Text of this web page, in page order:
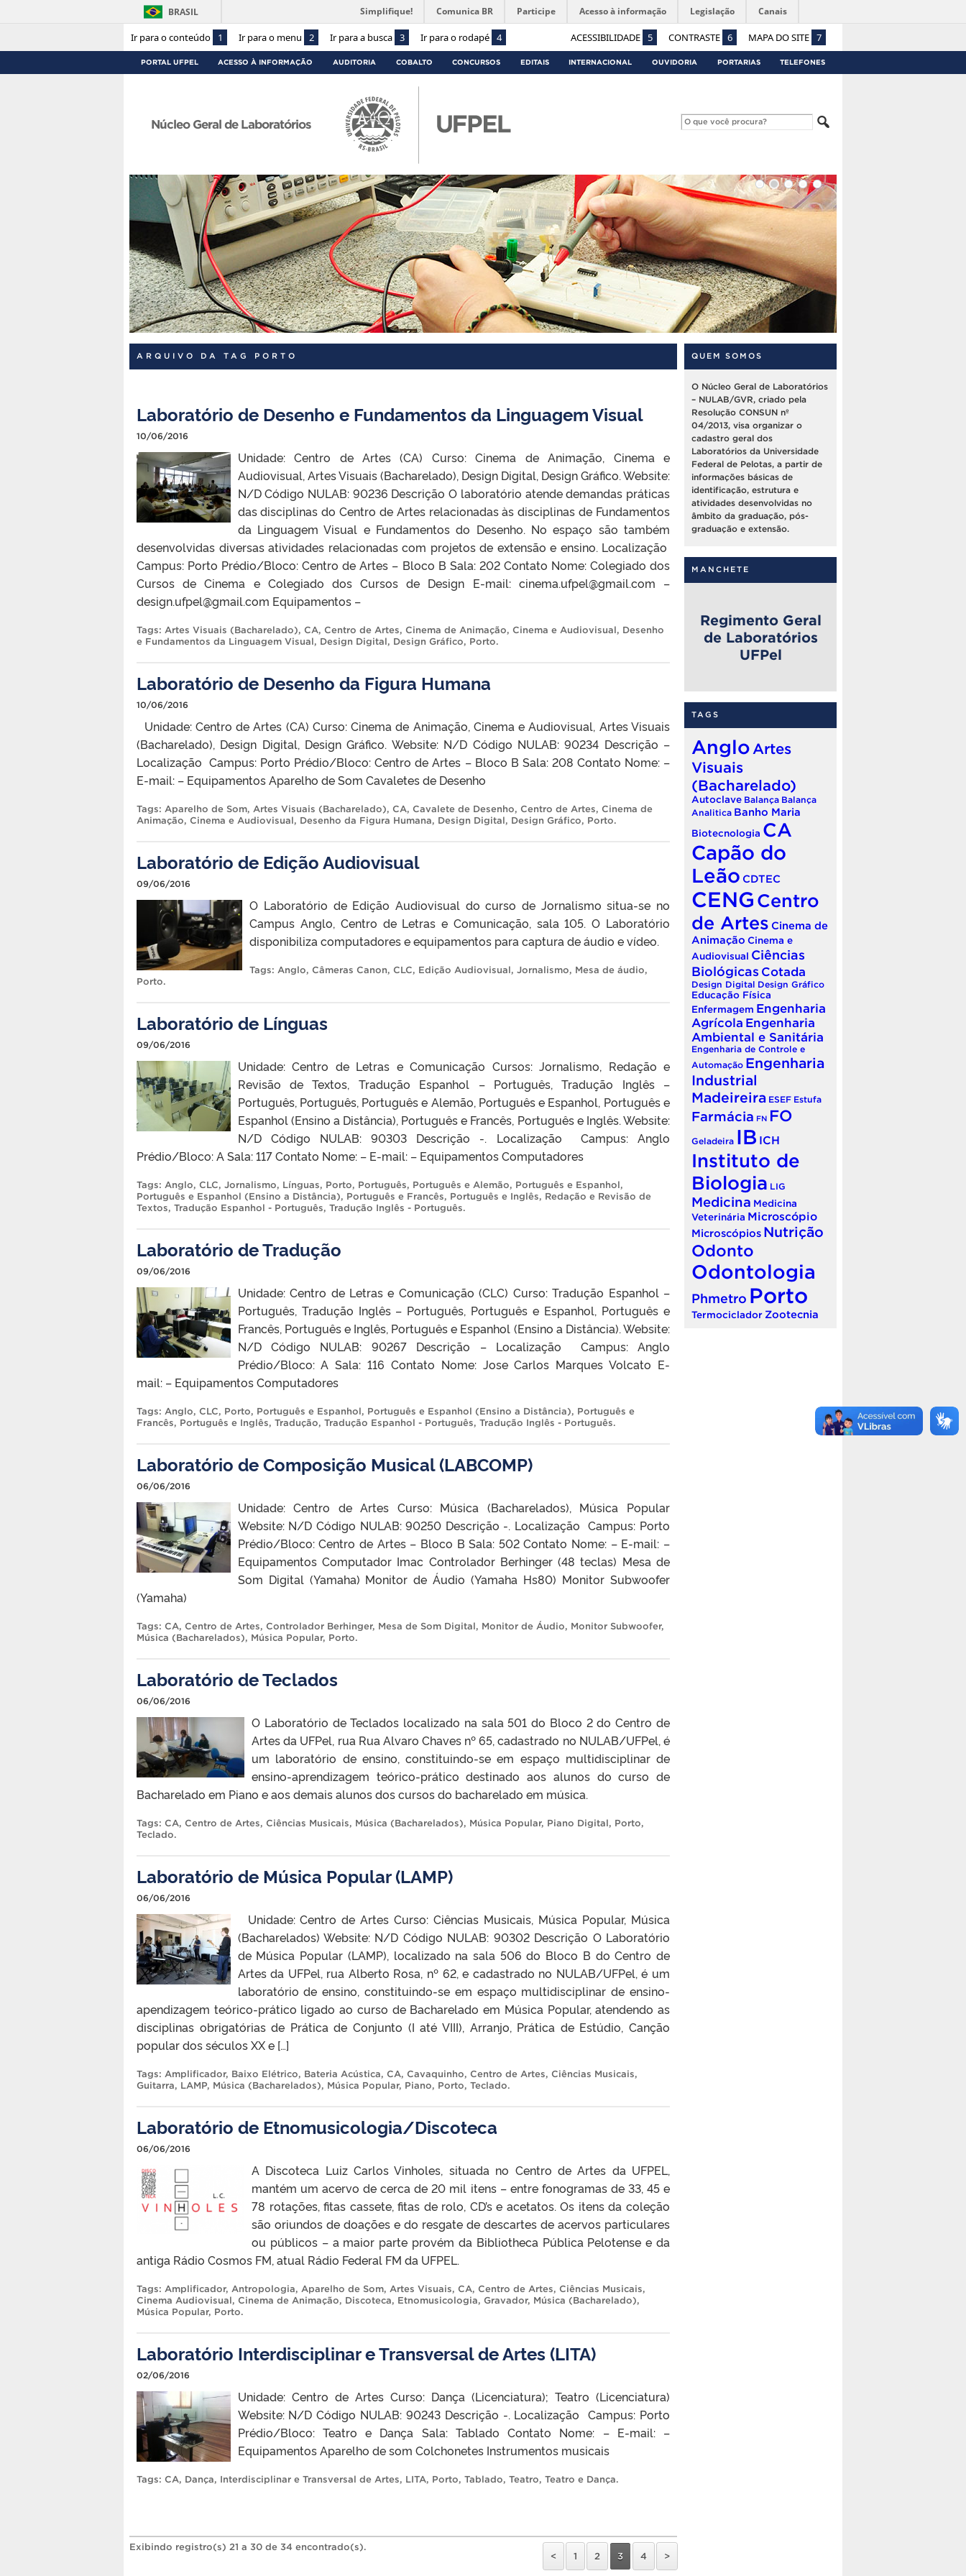
Ir para o conteúdo 1 Ir para o menu 2 Ir para a busca 3 Ir para o rodapé 4 ACESSIBILIDADE 5 CONTRASTE 6 MAPA DO SITE 7
BRASIL Simplifique! Comunica BR Participe Acesso à informação Legislação Canais
PORTAL UFPEL ACESSO À INFORMAÇÃO AUDITORIA COBALTO CONCURSOS EDITAIS INTERNACIONAL OUVIDORIA PORTARIAS TELEFONES
Núcleo Geral de Laboratórios
ARQUIVO DA TAG PORTO
Laboratório de Desenho e Fundamentos da Linguagem Visual
10/06/2016
Unidade: Centro de Artes (CA) Curso: Cinema de Animação, Cinema e
Audiovisual, Artes Visuais (Bacharelado), Design Digital, Design Gráfico. Website:
N/D Código NULAB: 90236 Descrição O laboratório atende demandas práticas
das disciplinas do Centro de Artes relacionadas às disciplinas de Fundamentos
da Linguagem Visual e Fundamentos do Desenho. No espaço são também
desenvolvidas diversas atividades relacionadas com projetos de extensão e ensino. Localização
Campus: Porto Prédio/Bloco: Centro de Artes – Bloco B Sala: 202 Contato Nome: Colegiado dos
Cursos de Cinema e Colegiado dos Cursos de Design E-mail: cinema.ufpel@gmail.com –
design.ufpel@gmail.com Equipamentos –
Tags: Artes Visuais (Bacharelado), CA, Centro de Artes, Cinema de Animação, Cinema e Audiovisual, Desenho
e Fundamentos da Linguagem Visual, Design Digital, Design Gráfico, Porto.
Laboratório de Desenho da Figura Humana
10/06/2016
Unidade: Centro de Artes (CA) Curso: Cinema de Animação, Cinema e Audiovisual, Artes Visuais
(Bacharelado), Design Digital, Design Gráfico. Website: N/D Código NULAB: 90234 Descrição –
Localização Campus: Porto Prédio/Bloco: Centro de Artes – Bloco B Sala: 208 Contato Nome: –
E-mail: – Equipamentos Aparelho de Som Cavaletes de Desenho
Tags: Aparelho de Som, Artes Visuais (Bacharelado), CA, Cavalete de Desenho, Centro de Artes, Cinema de
Animação, Cinema e Audiovisual, Desenho da Figura Humana, Design Digital, Design Gráfico, Porto.
Laboratório de Edição Audiovisual
09/06/2016
O Laboratório de Edição Audiovisual do curso de Jornalismo situa-se no
Campus Anglo, Centro de Letras e Comunicação, sala 105. O Laboratório
disponibiliza computadores e equipamentos para captura de áudio e vídeo.
Tags: Anglo,Câmeras Canon,CLC, Edição Audiovisual,Jornalismo, Mesa de áudio,
Porto.
Laboratório de Línguas
09/06/2016
Unidade: Centro de Letras e Comunicação Cursos: Jornalismo, Redação e
Revisão de Textos, Tradução Espanhol – Português, Tradução Inglês –
Português, Português, Português e Alemão, Português e Espanhol, Português e
Espanhol (Ensino a Distância), Português e Francês, Português e Inglês. Website:
N/D Código NULAB: 90303 Descrição -. Localização Campus: Anglo
Prédio/Bloco: A Sala: 117 Contato Nome: – E-mail: – Equipamentos Computadores
Tags: Anglo, CLC, Jornalismo, Línguas, Porto, Português, Português e Alemão, Português e Espanhol,
Português e Espanhol (Ensino a Distância), Português e Francês, Português e Inglês, Redação e Revisão de
Textos, Tradução Espanhol - Português, Tradução Inglês - Português.
Laboratório de Tradução
09/06/2016
Unidade: Centro de Letras e Comunicação (CLC) Curso: Tradução Espanhol –
Português, Tradução Inglês – Português, Português e Espanhol, Português e
Francês, Português e Inglês, Português e Espanhol (Ensino a Distância). Website:
N/D Código NULAB: 90267 Descrição – Localização Campus: Anglo
Prédio/Bloco: A Sala: 116 Contato Nome: Jose Carlos Marques Volcato E-
mail: – Equipamentos Computadores
Tags: Anglo, CLC, Porto, Português e Espanhol, Português e Espanhol (Ensino a Distância), Português e
Francês, Português e Inglês, Tradução, Tradução Espanhol - Português, Tradução Inglês - Português.
Laboratório de Composição Musical (LABCOMP)
06/06/2016
Unidade: Centro de Artes Curso: Música (Bacharelados), Música Popular
Website: N/D Código NULAB: 90250 Descrição -. Localização Campus: Porto
Prédio/Bloco: Centro de Artes – Bloco B Sala: 502 Contato Nome: – E-mail: –
Equipamentos Computador Imac Controlador Berhinger (48 teclas) Mesa de
Som Digital (Yamaha) Monitor de Áudio (Yamaha Hs80) Monitor Subwoofer
(Yamaha)
Tags: CA, Centro de Artes, Controlador Berhinger, Mesa de Som Digital, Monitor de Áudio, Monitor Subwoofer,
Música (Bacharelados), Música Popular, Porto.
Laboratório de Teclados
06/06/2016
O Laboratório de Teclados localizado na sala 501 do Bloco 2 do Centro de
Artes da UFPel, rua Rua Alvaro Chaves nº 65, cadastrado no NULAB/UFPel, é
um laboratório de ensino, constituindo-se em espaço multidisciplinar de
ensino-aprendizagem teórico-prático destinado aos alunos do curso de
Bacharelado em Piano e aos demais alunos dos cursos do bacharelado em música.
Tags: CA, Centro de Artes, Ciências Musicais, Música (Bacharelados), Música Popular, Piano Digital, Porto,
Teclado.
Laboratório de Música Popular (LAMP)
06/06/2016
Unidade: Centro de Artes Curso: Ciências Musicais, Música Popular, Música
(Bacharelados) Website: N/D Código NULAB: 90302 Descrição O Laboratório
de Música Popular (LAMP), localizado na sala 506 do Bloco B do Centro de
Artes da UFPel, rua Alberto Rosa, nº 62, e cadastrado no NULAB/UFPel, é um
laboratório de ensino, constituindo-se em espaço multidisciplinar de ensino-
apendizagem teórico-prático ligado ao curso de Bacharelado em Música Popular, atendendo as
disciplinas obrigatórias de Prática de Conjunto (I até VIII), Arranjo, Prática de Estúdio, Canção
popular dos séculos XX e […]
Tags: Amplificador, Baixo Elétrico, Bateria Acústica, CA, Cavaquinho, Centro de Artes, Ciências Musicais,
Guitarra, LAMP, Música (Bacharelados), Música Popular, Piano, Porto, Teclado.
Laboratório de Etnomusicologia/Discoteca
06/06/2016
A Discoteca Luiz Carlos Vinholes, situada no Centro de Artes da UFPEL,
mantém um acervo de cerca de 20 mil itens – entre fonogramas de 33, 45 e
78 rotações, fitas cassete, fitas de rolo, CD’s e acetatos. Os itens da coleção
são oriundos de doações e do resgate de descartes de acervos particulares
ou públicos – a maior parte provém da Bibliotheca Pública Pelotense e da
antiga Rádio Cosmos FM, atual Rádio Federal FM da UFPEL.
Tags: Amplificador, Antropologia, Aparelho de Som, Artes Visuais, CA, Centro de Artes, Ciências Musicais,
Cinema Audiovisual, Cinema de Animação, Discoteca, Etnomusicologia, Gravador, Música (Bacharelado),
Música Popular, Porto.
Laboratório Interdisciplinar e Transversal de Artes (LITA)
02/06/2016
Unidade: Centro de Artes Curso: Dança (Licenciatura); Teatro (Licenciatura)
Website: N/D Código NULAB: 90243 Descrição -. Localização Campus: Porto
Prédio/Bloco: Teatro e Dança Sala: Tablado Contato Nome: – E-mail: –
Equipamentos Aparelho de som Colchonetes Instrumentos musicais
Tags: CA, Dança, Interdisciplinar e Transversal de Artes, LITA, Porto, Tablado, Teatro, Teatro e Dança.
Exibindo registro(s) 21 a 30 de 34 encontrado(s).
<
1 2 3 4 >
QUEM SOMOS
O Núcleo Geral de Laboratórios
– NULAB/GVR, criado pela
Resolução CONSUN nº
04/2013, visa organizar o
cadastro geral dos
Laboratórios da Universidade
Federal de Pelotas, a partir de
informações básicas de
identificação, estrutura e
atividades desenvolvidas no
âmbito da graduação, pós-
graduação e extensão.
MANCHETE
Regimento Geral
de Laboratórios
UFPel
TAGS
Anglo Artes
Visuais
(Bacharelado)
Autoclave Balança Balança
Analitica Banho Maria
Biotecnologia CA
Capão do
Leão CDTEC
CENG Centro
de Artes Cinema de
Animação Cinema e
Audiovisual Ciências
Biológicas Cotada
Design Digital Design Gráfico
Educação Física
Enfermagem Engenharia
Agrícola Engenharia
Ambiental e Sanitária
Engenharia de Controle e
Automação Engenharia
Industrial
Madeireira ESEF Estufa
Farmácia FN FO
Geladeira IB ICH
Instituto de
Biologia LIG
Medicina Medicina
Veterinária Microscópio
Microscópios Nutrição
Odonto
Odontologia
Phmetro Porto
Termociclador Zootecnia